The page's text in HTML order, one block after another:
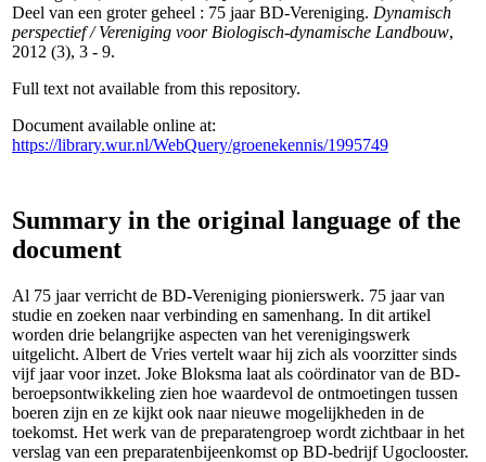
Deel van een groter geheel : 75 jaar BD-Vereniging. Dynamisch
perspectief / Vereniging voor Biologisch-dynamische Landbouw,
2012 (3), 3 - 9.
Full text not available from this repository.
Document available online at:
https://library.wur.nl/WebQuery/groenekennis/1995749
Summary in the original language of the
document
Al 75 jaar verricht de BD-Vereniging pionierswerk. 75 jaar van
studie en zoeken naar verbinding en samenhang. In dit artikel
worden drie belangrijke aspecten van het verenigingswerk
uitgelicht. Albert de Vries vertelt waar hij zich als voorzitter sinds
vijf jaar voor inzet. Joke Bloksma laat als coördinator van de BD-
beroepsontwikkeling zien hoe waardevol de ontmoetingen tussen
boeren zijn en ze kijkt ook naar nieuwe mogelijkheden in de
toekomst. Het werk van de preparatengroep wordt zichtbaar in het
verslag van een preparatenbijeenkomst op BD-bedrijf Ugoclooster.